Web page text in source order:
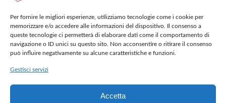
Per fornire le migliori esperienze, utilizziamo tecnologie come i cookie per
memorizzare e/o accedere alle informazioni del dispositivo. Il consenso a
queste tecnologie ci permetterà di elaborare dati come il comportamento di
navigazione o ID unici su questo sito. Non acconsentire o ritirare il consenso
può influire negativamente su alcune caratteristiche e funzioni.
Gestisci servizi
Accetta
Diventare donatore è il momento che rende
orgogliosi di un gesto importante, quel gesto che
può diventare consapevole impegno:coltivare
talenti.